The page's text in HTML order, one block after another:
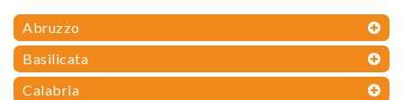
Abruzzo
Basilicata
Calabria